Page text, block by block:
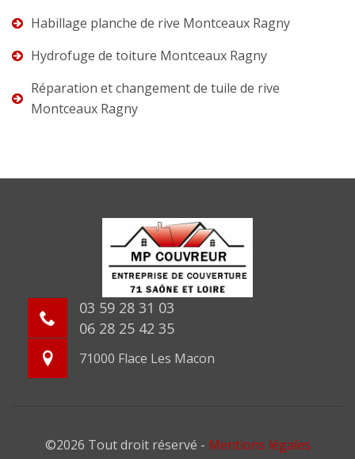
Habillage planche de rive Montceaux Ragny
Hydrofuge de toiture Montceaux Ragny
Réparation et changement de tuile de rive
Montceaux Ragny
03 59 28 31 03
06 28 25 42 35
71000 Flace Les Macon
©2026 Tout droit réservé - Mentions légales